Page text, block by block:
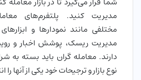
مدیریت کنید. پلتفرم‌های
مختلفی مانند نمودارها و
مدیریت ریسک، پوشش اخبار و
دارند. معامله گران باید بسته به
نوع بازار و ترجیحات خود یکی از آنها را